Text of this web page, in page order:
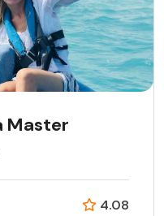
Master
4.08